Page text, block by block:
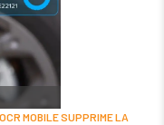
MOBILE SUPPRIME LA